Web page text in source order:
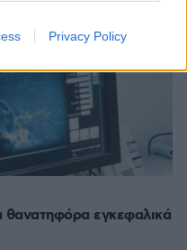
Privacy Policy
θανατηφόρα εγκεφαλικά